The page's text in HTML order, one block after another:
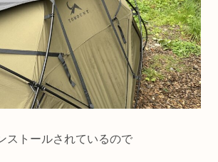
ストールされているので